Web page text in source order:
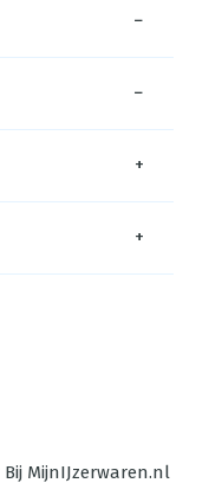
Bij MijnIJzerwaren.nl
−
−
+
+